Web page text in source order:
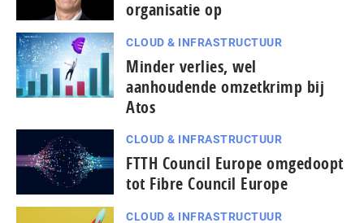
organisatie op
CLOUD & INFRASTRUCTUUR
Minder verlies, wel
aanhoudende omzetkrimp bij
Atos
CLOUD & INFRASTRUCTUUR
FTTH Council Europe omgedoopt
tot Fibre Council Europe
CLOUD & INFRASTRUCTUUR